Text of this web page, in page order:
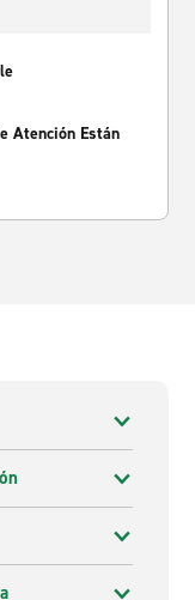
Atención Están